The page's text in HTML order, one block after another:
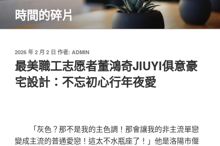
主
時間的碎片
發
佈
於
2026 年 2 月 2 日 作者: ADMIN
最美職工志愿者董鴻奇JIUYI俱意豪
宅設計：不忘初心行年夜愛
「灰色？那不是我的主色調！那會讓我的非主流單戀
變成主流的普通愛戀！這太不水瓶座了！」他是洛陽市偃